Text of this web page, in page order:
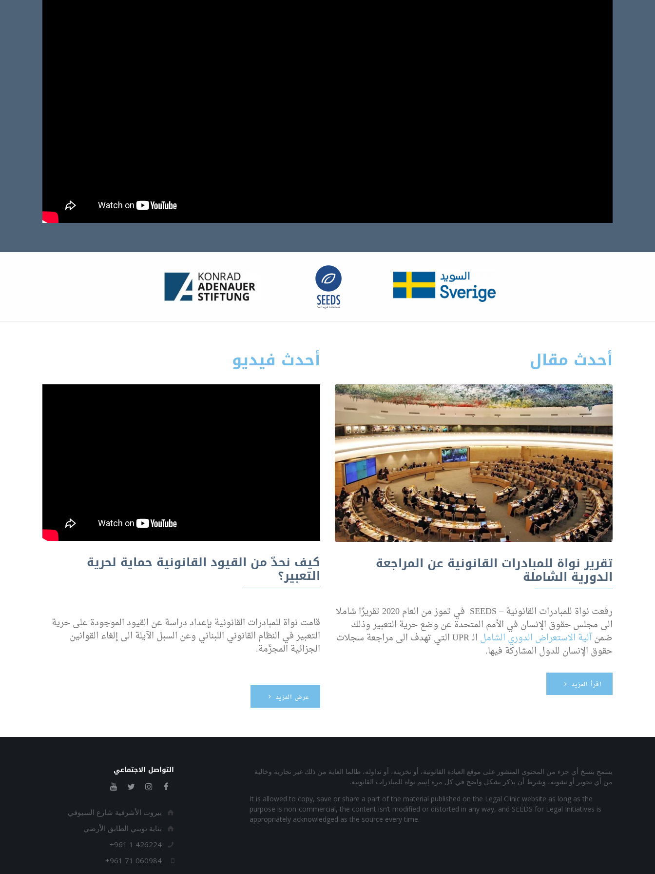
أحدث فيديو
كيف نحدّ من القيود القانونية حماية لحرية
التعبير؟
قامت نواة للمبادرات القانونية بإعداد دراسة عن القيود الموجودة على حرية
التعبير في النظام القانوني اللبناني وعن السبل الآيلة الى إلغاء القوانين
الجزائية المجرِّمة.
عرض المزيد
أحدث مقال
تقرير نواة للمبادرات القانونية عن المراجعة
الدورية الشاملة
رفعت نواة للمبادرات القانونية – SEEDS في تموز من العام 2020 تقريرًا شاملا
الى مجلس حقوق الإنسان في الأمم المتحدة عن وضع حرية التعبير وذلك
ضمنآلية الاستعراض الدوري الشامل الـ UPR التي تهدف الى مراجعة سجلات
حقوق الإنسان للدول المشاركة فيها.
اقرأ المزيد
التواصل الاجتماعي
بيروت الأشرفية شارع السيوفي
بناية تويني الطابق الأرضي
+961 1 426224
+961 71 060984
يسمح بنسخ أي جزء من المحتوى المنشور على موقع العيادة القانونية، أو تخزينه، أو تداوله، طالما الغاية من ذلك غير تجارية وخالية
من أي تحوير أو تشويه، وشرط أن يذكر بشكل واضح في كل مرة إسم نواة للمبادرات القانونية.
It is allowed to copy, save or share a part of the material published on the Legal Clinic website as long as the
purpose is non-commercial, the content isn’t modified or distorted in any way, and SEEDS for Legal Initiatives is
appropriately acknowledged as the source every time.